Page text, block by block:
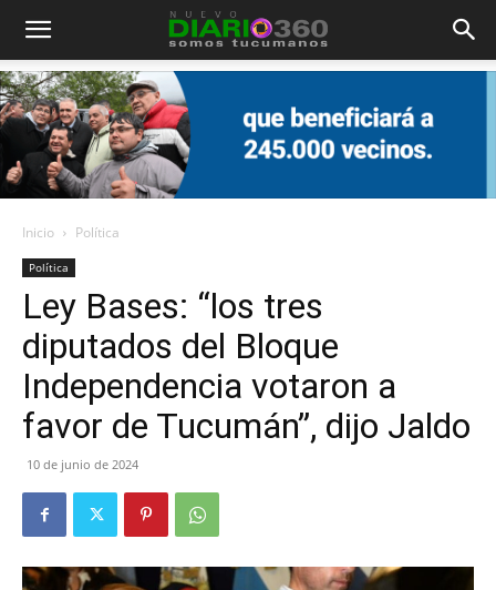
Diario
360
Inicio Política
Política
Ley Bases: “los tres
diputados del Bloque
Independencia votaron a
favor de Tucumán”, dijo Jaldo
10 de junio de 2024